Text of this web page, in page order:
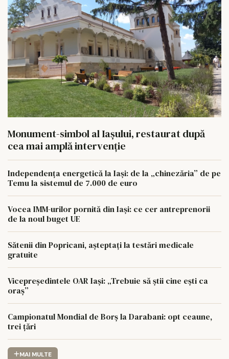
Monument-simbol al Iaşului, restaurat după
cea mai amplă intervenţie
Independența energetică la Iași: de la „chinezăria” de pe
Temu la sistemul de 7.000 de euro
Vocea IMM-urilor pornită din Iași: ce cer antreprenorii
de la noul buget UE
Sătenii din Popricani, așteptați la testări medicale
gratuite
Vicepreședintele OAR Iași: „Trebuie să știi cine ești ca
oraș”
Campionatul Mondial de Borș la Darabani: opt ceaune,
trei țări
MAI MULTE